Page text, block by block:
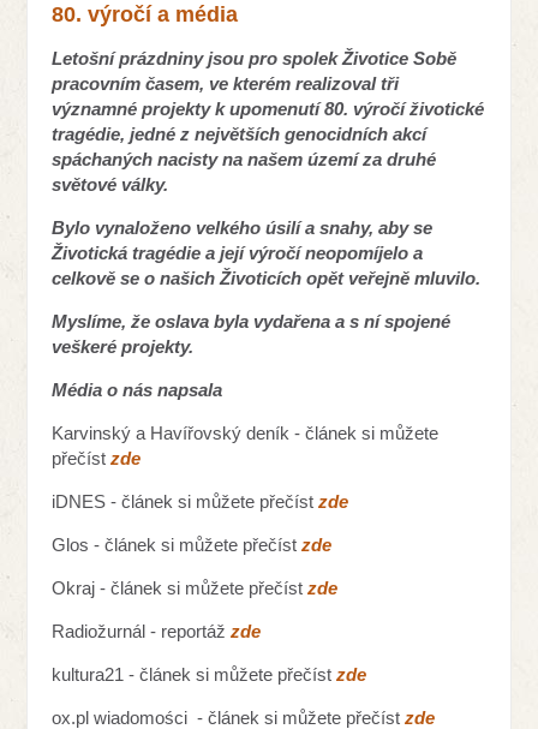
80. výročí a média
Letošní prázdniny jsou pro spolek Životice Sobě
pracovním časem, ve kterém realizoval tři
významné projekty k upomenutí 80. výročí životické
tragédie, jedné z největších genocidních akcí
spáchaných nacisty na našem území za druhé
světové války.
Bylo vynaloženo velkého úsilí a snahy, aby se
Životická tragédie a její výročí neopomíjelo a
celkově se o našich Životicích opět veřejně mluvilo.
Myslíme, že oslava byla vydařena a s ní spojené
veškeré projekty.
Média o nás napsala
Karvinský a Havířovský deník - článek si můžete
přečístzde
iDNES - článek si můžete přečístzde
Glos - článek si můžete přečístzde
Okraj - článek si můžete přečístzde
Radiožurnál - reportážzde
kultura21 - článek si můžete přečístzde
ox.plwiadomości - článek si můžete přečístzde